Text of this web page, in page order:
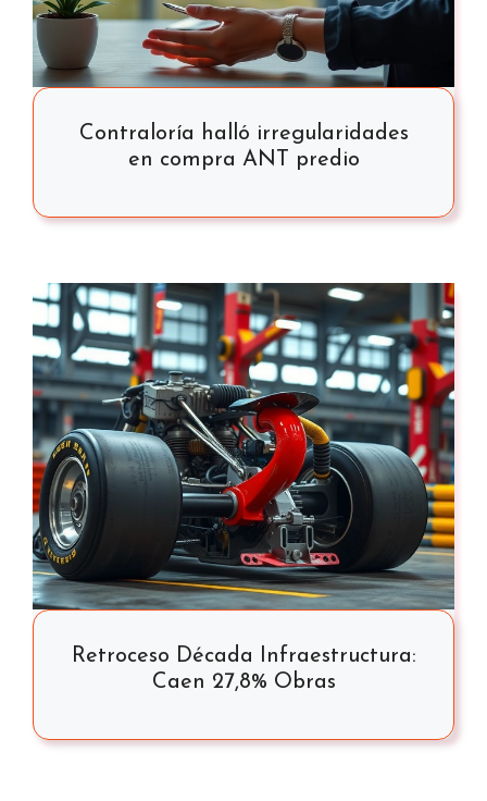
Contraloría halló irregularidades
en compra ANT predio
Retroceso Década Infraestructura:
Caen 27,8% Obras